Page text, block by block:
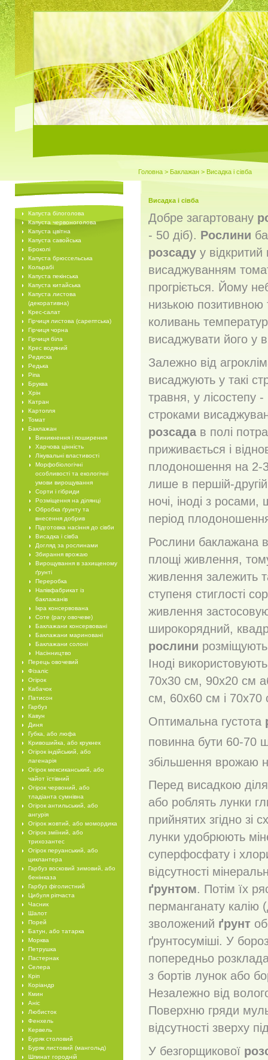
Головна> Баклажан> Висадка і сівба
Капуста білоголова
Капуста червоноголова
Капуста цвітна
Капуста савойська
Броколі
Капуста брюссельська
Кольрабі
Капуста пекінська
Капуста китайська
Капуста листова
(декоративна)
Крес-салат
Гірчиця листова (сарептська)
Гірчиця чорна
Гірчиця біла
Крес водяний
Редиска
Редька
Ріпа
Бруква
Хрін
Катран
Картопля
Томат
Баклажан
Виникнення і поширення
Харчова цінність
Лікувальні властивості
Морфобіологічні
особливості та екологічні
умови вирощування
Сорти і гібриди
Розміщення на ділянці
Обробка ґрунту та
внесення добрив
Підготовка насіння до сівби
Висадка і сівба
Догляд за рослинами
Збирання врожаю
Вирощування в захищеному
ґрунті
Переробка
Напівфабрикат із
баклажанів
Ікра консервована
Соте (рагу овочеве)
Баклажани консервовані
Баклажани мариновані
Баклажани солоні
Насінництво
Перець овочевий
Фізаліс
Огірок
Кабачок
Патисон
Гарбуз
Кавун
Диня
Губка, або люфа
Кривошийка, або крукнек
Огірок індійський, або
лагенарія
Огірок мексиканський, або
чайот їстівний
Огірок червоний, або
тладіанта сумнівна
Огірок антильський, або
ангурія
Огірок жовтий, або момордика
Огірок зміїний, або
трихозантес
Огірок перуанський, або
циклантера
Гарбуз восковий зимовий, або
бенінказа
Гарбуз фіголистний
Цибуля ріпчаста
Часник
Шалот
Порей
Батун, або татарка
Морква
Петрушка
Пастернак
Селера
Кріп
Коріандр
Кмин
Аніс
Любисток
Фенхель
Кервель
Буряк столовий
Буряк листовий (мангольд)
Шпинат городній
Висадка і сівба
Добре загартовану
- 50 діб). Рослини
розсаду у відкритий
висаджуванням
прогріється. Йому
низькою
коливань
висаджувати його у
Залежно від
висаджують у такі
травня, у лісостепу -
строками
розсадав полі
приживається і
плодоношення на 2-3
лише в першій-
ночі, іноді з
період
Рослини баклажана
площі живлення,
живлення залежить
ступеня стиглості
живлення
широкорядний,
рослини
Іноді
70x30 см, 90x20 см
см, 60x60 см і 70x70
Оптимальна густота
повинна бути 60-70
збільшення врожаю
Перед висадкою
або роблять лунки
прийнятих згідно
лунки удобрюють
суперфосфату і
відсутності
ґрунтом. Потім їх
перманганату калію
зволожений ґрунт
ґрунтосуміші. У
попередньо
з бортів лунок або
Незалежно від
Поверхню гряди
відсутності зверху
У безгорщикової